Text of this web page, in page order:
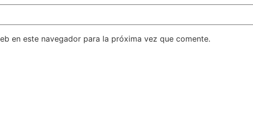
en este navegador para la próxima vez que comente.